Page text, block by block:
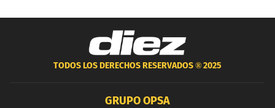
TODOS LOS DERECHOS RESERVADOS ®2025
GRUPO OPSA